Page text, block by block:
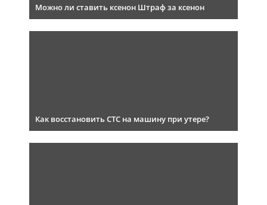
Можно ли ставить ксенон Штраф за ксенон
Как восстановить СТС на машину при утере?